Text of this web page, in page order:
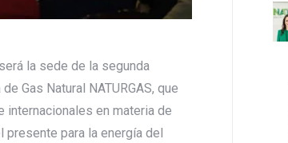
la sede de la segunda
Gas Natural NATURGAS, que
internacionales en materia de
presente para la energía del